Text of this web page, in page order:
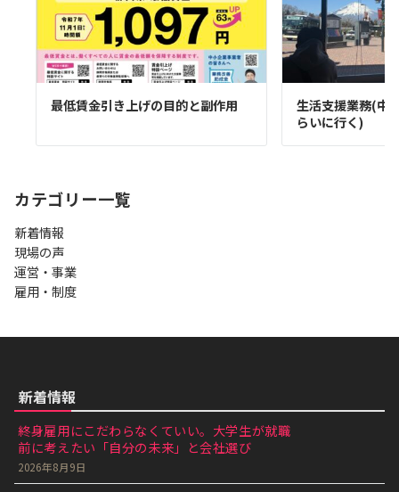
最低賃金引き上げの目的と副作用
生活支援業務(中
らいに行く)
カテゴリー一覧
新着情報
現場の声
運営・事業
雇用・制度
新着情報
終身雇用にこだわらなくていい。大学生が就職
前に考えたい「自分の未来」と会社選び
2026年8月9日